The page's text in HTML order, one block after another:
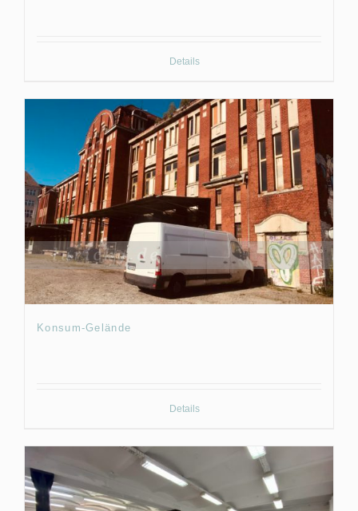
Details
Konsum-Gelände
Details